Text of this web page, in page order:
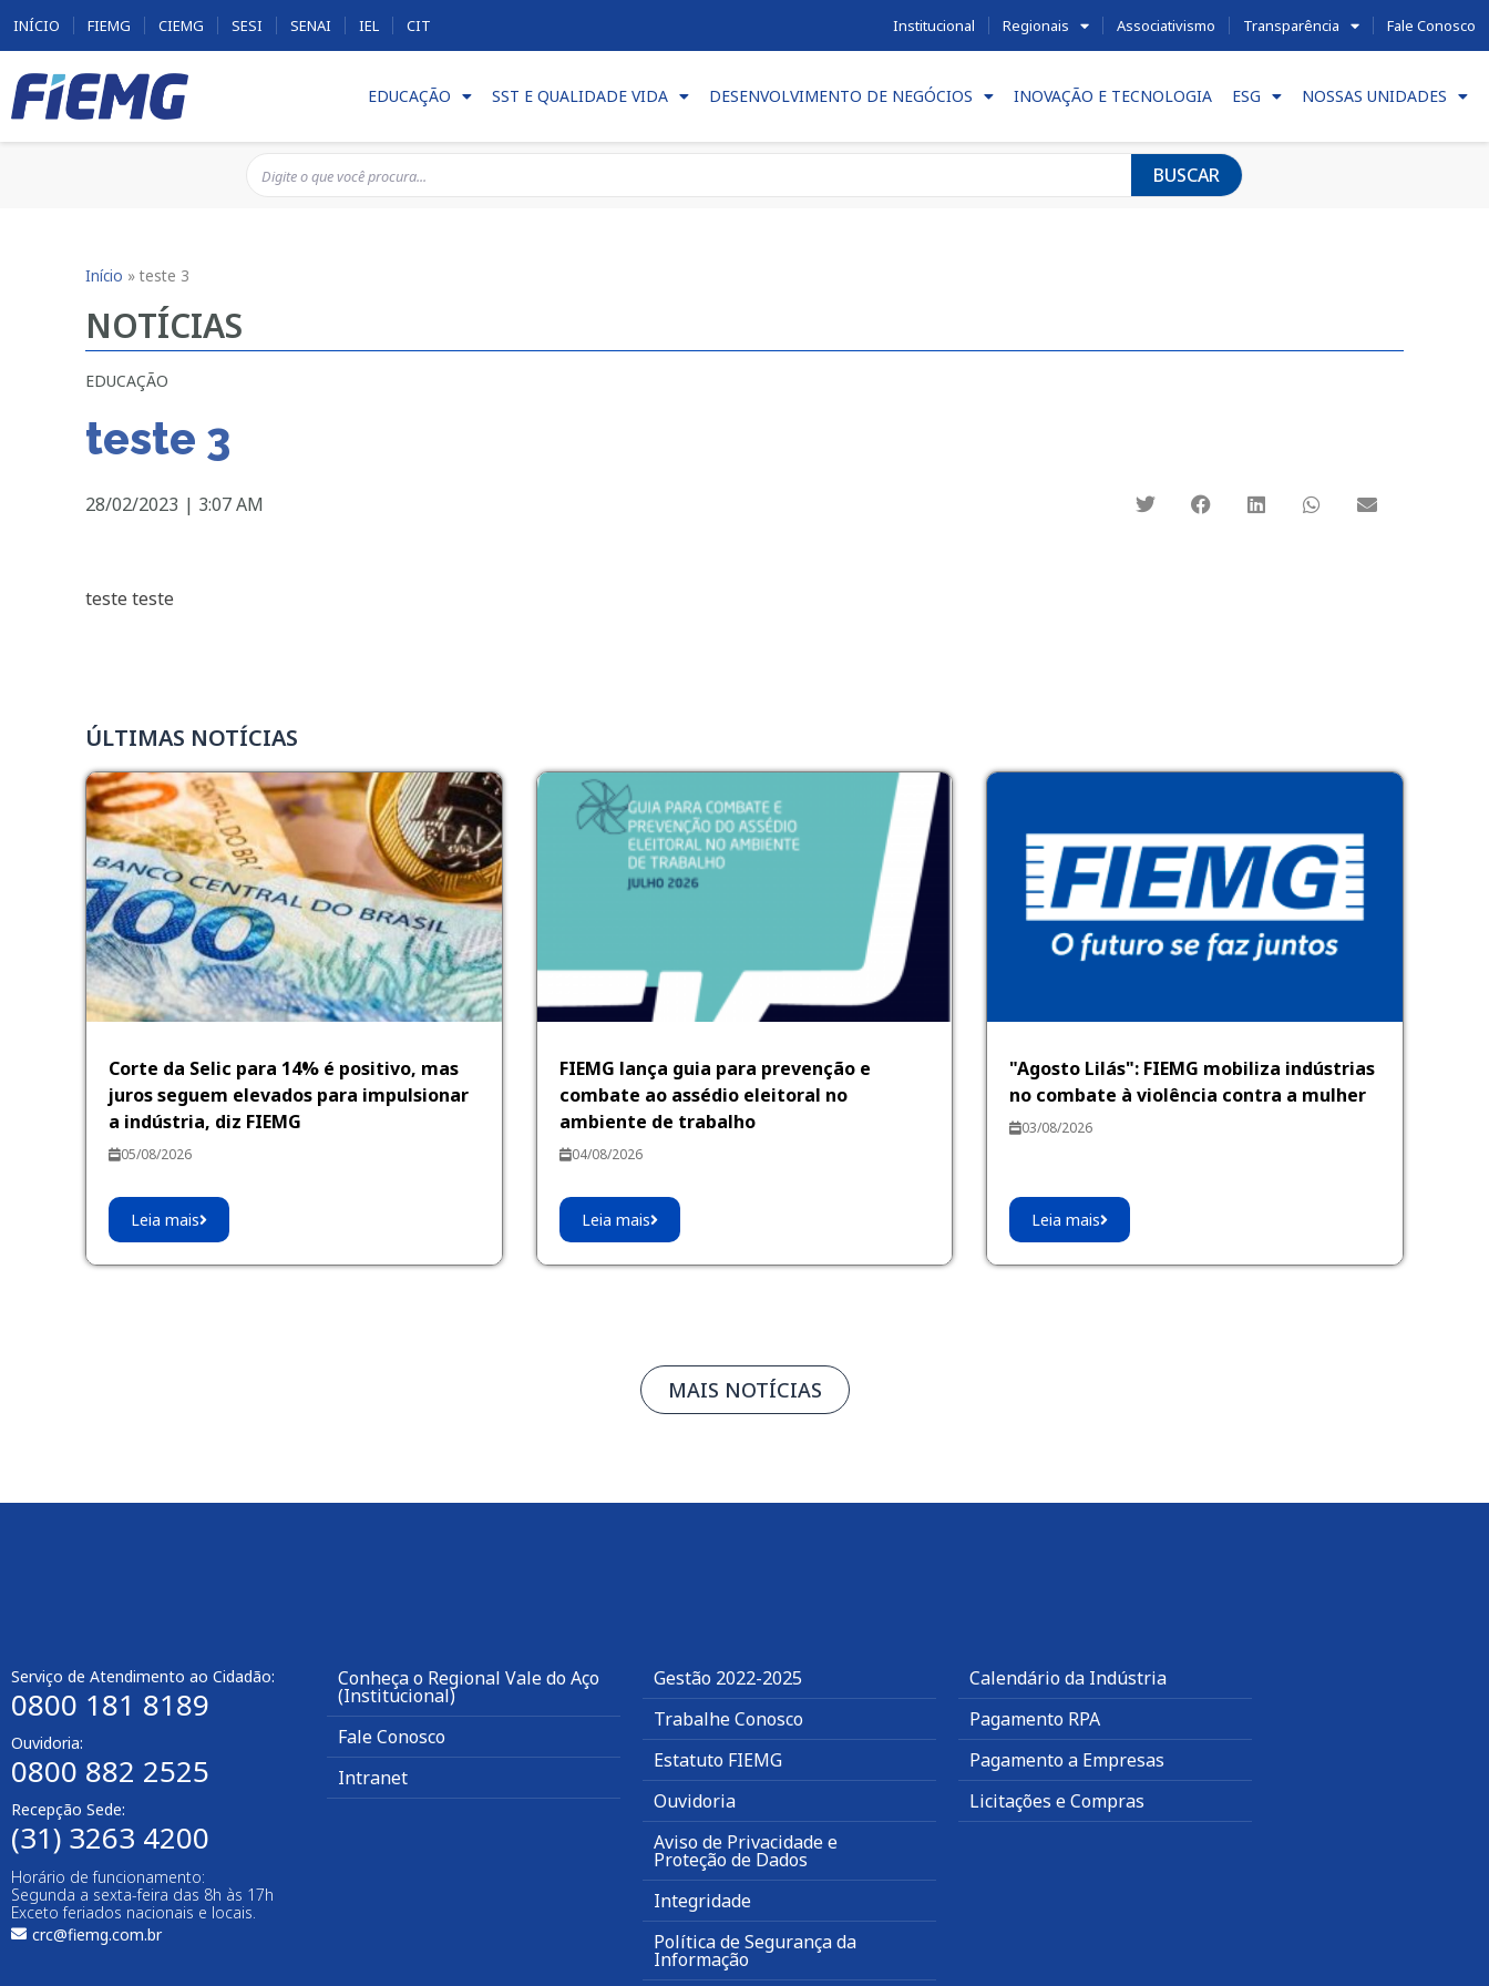
INÍCIO FIEMG CIEMG SESI SENAI IEL CIT Institucional Regionais Associativismo Transparência Fale Conosco
EDUCAÇÃO SST E QUALIDADE VIDA DESENVOLVIMENTO DE NEGÓCIOS INOVAÇÃO E TECNOLOGIA ESG NOSSAS UNIDADES
BUSCAR
Início »teste 3
NOTÍCIAS
EDUCAÇÃO
teste 3
28/02/2023 | 3:07 AM
teste teste
ÚLTIMAS NOTÍCIAS
Corte da Selic para 14% é positivo, mas
juros seguem elevados para impulsionar
a indústria, diz FIEMG
05/08/2026
Leia mais
FIEMG lança guia para prevenção e
combate ao assédio eleitoral no
ambiente de trabalho
04/08/2026
Leia mais
"Agosto Lilás": FIEMG mobiliza indústrias
no combate à violência contra a mulher
03/08/2026
Leia mais
MAIS NOTÍCIAS
Serviço de Atendimento ao Cidadão:
0800 181 8189
Ouvidoria:
0800 882 2525
Recepção Sede:
(31) 3263 4200
Horário de funcionamento:
Segunda a sexta-feira das 8h às 17h
Exceto feriados nacionais e locais.
crc@fiemg.com.br
Conheça o Regional Vale do Aço
(Institucional)
Fale Conosco
Intranet
Gestão 2022-2025
Trabalhe Conosco
Estatuto FIEMG
Ouvidoria
Aviso de Privacidade e
Proteção de Dados
Integridade
Política de Segurança da
Informação
Calendário da Indústria
Pagamento RPA
Pagamento a Empresas
Licitações e Compras